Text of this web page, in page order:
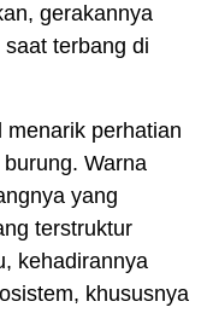
gerakannya
terbang di
menarik perhatian
Warna
yang
terstruktur
kehadirannya
khususnya